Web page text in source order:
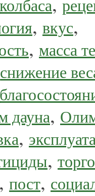
колбаса
, вкус,
, масса
снижение
дауна,
,
,
, пост,